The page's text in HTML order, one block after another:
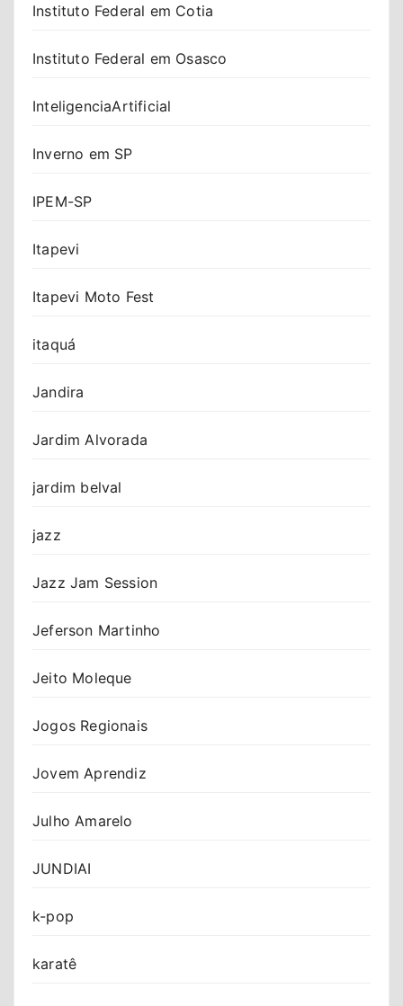
Instituto Federal em Cotia
Instituto Federal em Osasco
InteligenciaArtificial
Inverno em SP
IPEM-SP
Itapevi
Itapevi Moto Fest
itaquá
Jandira
Jardim Alvorada
jardim belval
jazz
Jazz Jam Session
Jeferson Martinho
Jeito Moleque
Jogos Regionais
Jovem Aprendiz
Julho Amarelo
JUNDIAI
k-pop
karatê